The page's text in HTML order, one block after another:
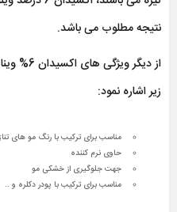
نتیجه مطلوب می باشد.
زیر اشاره نمود:
مناسب برای ترکیب با رنگ مو های
حاوی نرم کننده
جهت جلوگیری از خشکی مو
مناسب برای ترکیب با پودر دکلره و ..